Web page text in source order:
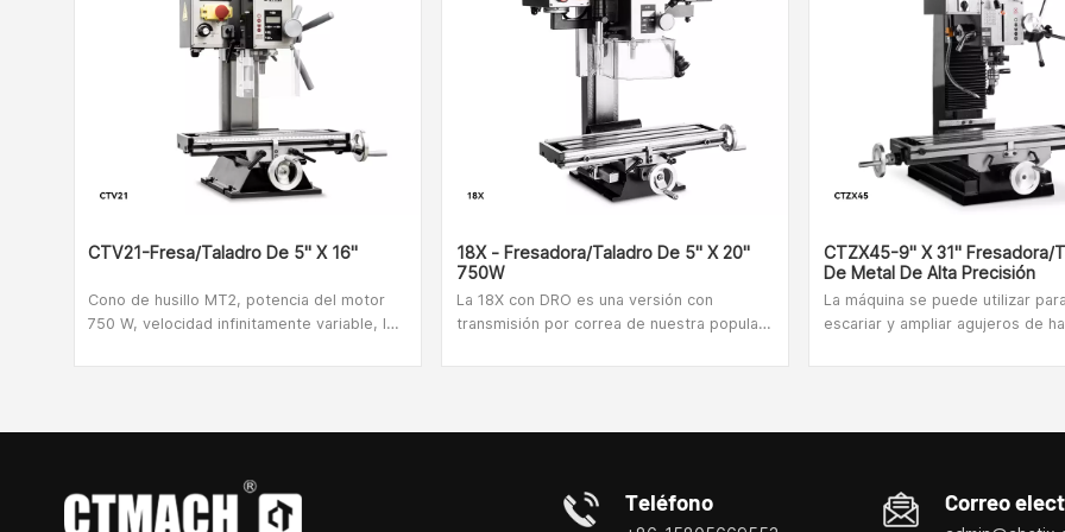
CTV21-Fresa/Taladro De 5" X 16"
Cono de husillo MT2, potencia del motor
750 W, velocidad infinitamente variable, la
flexible y robusta. Esta máquina
18X - Fresadora/Taladro De 5" X 20"
750W
La 18X con DRO es una versión con
transmisión por correa de nuestra popular
transmisión por correa 18X ofrece un
está muy bien diseñado.
CTZX45-9" X 31" Fresadora/
De Metal De Alta Precisión
La máquina se puede utilizar
escariar y ampliar agujeros de
hasta M30 mm, anchos de
x 240 mm y un sistema de
máquina está en stock
Teléfono Correo